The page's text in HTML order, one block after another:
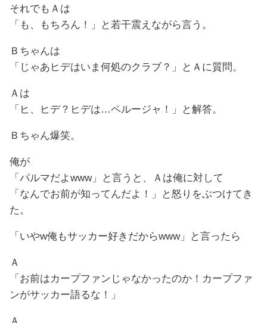
それでもＡは
「も、もちろん！」と若干震えながら言う。
Ｂちゃんは
「じゃあヒデはいま何処のクラブ？」とＡに質問。
Ａは
「ヒ、ヒデ？ヒデは…ペルージャ！」と解答。
Ｂちゃん爆笑。
俺が
「パルマだよwww」と言うと、Ａは俺に対して
「なんでお前が知ってんだよ！」と怒りをぶつけてき
た。
「いやw俺もサッカー好きだからwww」と言ったら
Ａ
「お前はカープファンじゃなかったのか！カープファ
ンがサッカー語るな！」